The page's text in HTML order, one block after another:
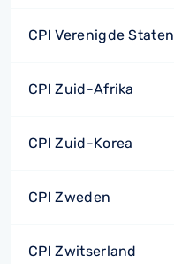
CPI Verenigde Staten
CPI Zuid-Afrika
CPI Zuid-Korea
CPI Zweden
CPI Zwitserland